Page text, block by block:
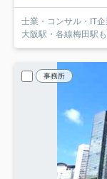
士業・コンサル・IT企業・営業
大阪駅・各線梅田駅
事務所